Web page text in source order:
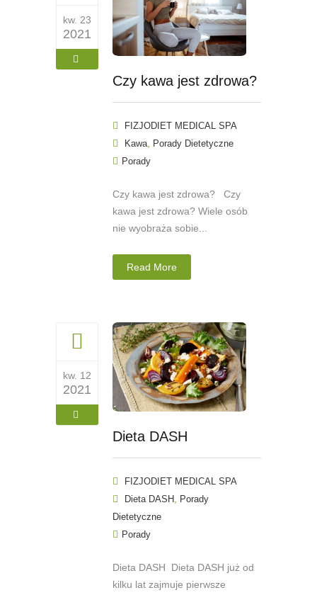
kw. 23
2021
Czy kawa jest zdrowa?
FIZJODIET MEDICAL SPA
Kawa, Porady Dietetyczne
Porady
Czy kawa jest zdrowa? Czy
kawa jest zdrowa? Wiele osób
nie wyobraża sobie...
Read More
kw. 12
2021
Dieta DASH
FIZJODIET MEDICAL SPA
Dieta DASH , Porady
Dietetyczne
Porady
Dieta DASH Dieta DASH już od
kilku lat zajmuje pierwsze